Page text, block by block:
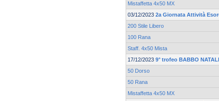
Mistaffetta 4x50 MX
03/12/2023 2a Giornata Attività
200 Stile Libero
100 Rana
Staff. 4x50 Mista
17/12/2023 9° trofeo BABBO
50 Dorso
50 Rana
Mistaffetta 4x50 MX